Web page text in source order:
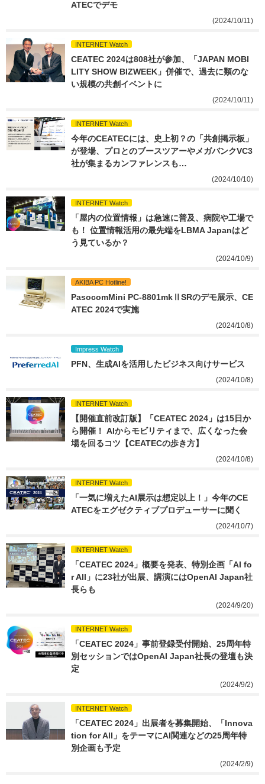
ATECでデモ
(2024/10/11)
INTERNET Watch
CEATEC 2024は808社が参加、「JAPAN MOBI
LITY SHOW BIZWEEK」併催で、過去に類のな
い規模の共創イベントに
(2024/10/11)
INTERNET Watch
今年のCEATECには、史上初？の「共創掲示板」
が登場、プロとのブースツアーやメガバンクVC3
社が集まるカンファレンスも…
(2024/10/10)
INTERNET Watch
「屋内の位置情報」は急速に普及、病院や工場で
も！ 位置情報活用の最先端をLBMA Japanはど
う見ているか？
(2024/10/9)
AKIBA PC Hotline!
PasocomMini PC-8801mkⅡSRのデモ展示、CE
ATEC 2024で実施
(2024/10/8)
Impress Watch
PFN、生成AIを活用したビジネス向けサービス
(2024/10/8)
INTERNET Watch
【開催直前改訂版】「CEATEC 2024」は15日か
ら開催！ AIからモビリティまで、広くなった会
場を回るコツ【CEATECの歩き方】
(2024/10/8)
INTERNET Watch
「一気に増えたAI展示は想定以上！」今年のCE
ATECをエグゼクティブプロデューサーに聞く
(2024/10/7)
INTERNET Watch
「CEATEC 2024」概要を発表、特別企画「AI fo
r All」に23社が出展、講演にはOpenAI Japan社
長らも
(2024/9/20)
INTERNET Watch
「CEATEC 2024」事前登録受付開始、25周年特
別セッションではOpenAI Japan社長の登壇も決
定
(2024/9/2)
INTERNET Watch
「CEATEC 2024」出展者を募集開始、「Innova
tion for All」をテーマにAI関連などの25周年特
別企画も予定
(2024/2/9)